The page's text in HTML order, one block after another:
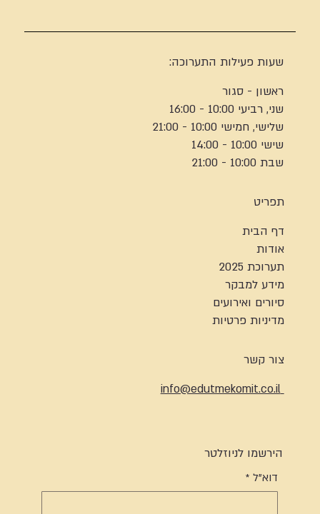
שעות פעילות התערוכה:
ראשון - סגור
שני, רביעי 10:00 - 16:00
שלישי, חמישי 10:00 - 21:00
שישי 10:00 - 14:00
שבת 10:00 - 21:00
תפריט
דף הבית
אודות
תערוכת 2025
מידע למבקר
סיורים ואירועים
מדיניות פרטיות
צור קשר
info@edutmekomit.co.il
הירשמו לניוזלטר
דוא"ל *